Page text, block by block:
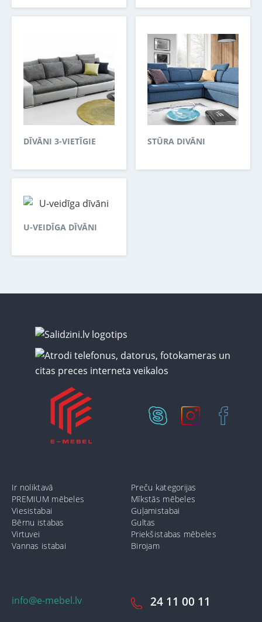
DĪVĀNI 3-VIETĪGIE STŪRA DIVĀNI
U-VEIDĪGA DĪVĀNI
info@e-mebel.lv 24 11 00 11
Ir noliktavā
Preču kategorijas
PREMIUM mēbeles
Mīkstās mēbeles
Viesistabai
Guļamistabai
Bērnu istabas
Gultas
Virtuvei
Priekšistabas mēbeles
Vannas istabai
Birojam